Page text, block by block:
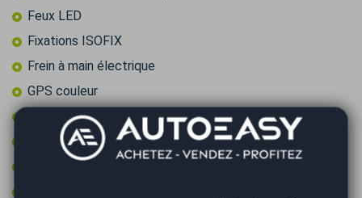
Feux LED
Fixations ISOFIX
Frein à main électrique
GPS couleur
GPS tactile
Intérieur cuir/alcantara
Jantes 19 pouces